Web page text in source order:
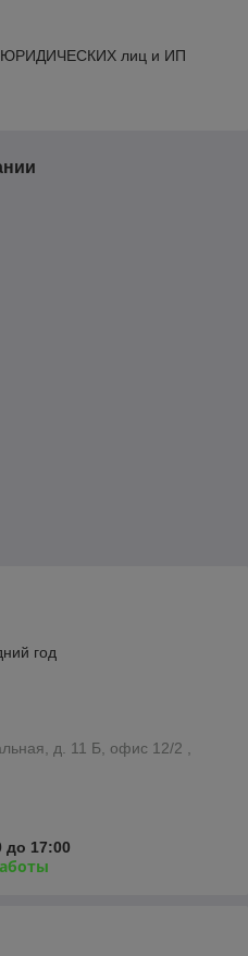
ЮРИДИЧЕСКИХ лиц и ИП
год
д. 11 Б, офис 12/2 ,
до 17:00